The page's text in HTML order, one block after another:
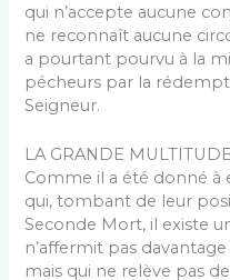
qui n’accepte aucune
ne recon­naît aucune
a pour­tant pourvu à la
pécheurs par la
Seigneur.
LA GRANDE MULTITUDE
Comme il a été donné à
qui, tombant de leur
Seconde Mort, il existe
n’affermit pas
mais qui ne relève pas